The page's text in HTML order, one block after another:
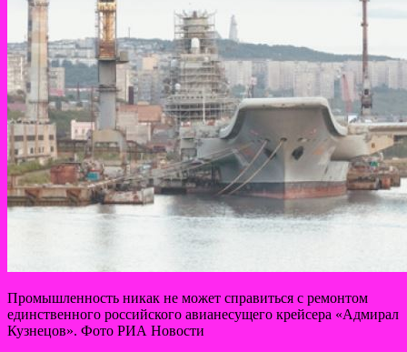
Промышленность никак не может справиться с ремонтом
единственного российского авианесущего крейсера «Адмирал
Кузнецов». Фото РИА Новости